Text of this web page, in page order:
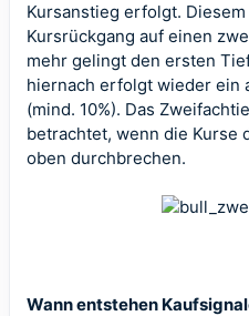
Kursanstieg erfolgt.
Kursrückgang auf einen
mehr gelingt den ersten
hiernach erfolgt wieder ein
(mind. 10%). Das
betrachtet, wenn die Kurse
oben durchbrechen.
Wann entstehen